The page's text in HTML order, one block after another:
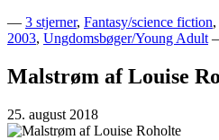
Bech's Books
Bogblog – Vi ♥ Bøger
— 3 stjerner, Fantasy/science fiction,
2003, Ungdomsbøger/Young Adult
Malstrøm af Louise
25. august 2018